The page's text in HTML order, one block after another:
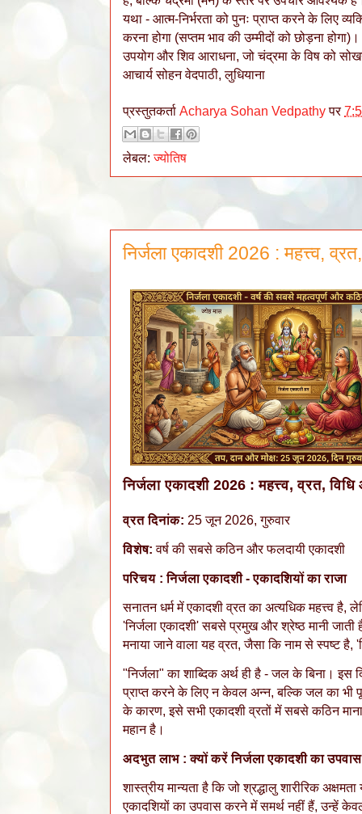
यथा - आत्म-निर्भरता को पुनः प्राप्त करने के लिए
करना होगा (सप्तम भाव की उम्मीदों को छोड़ना
उपयोग और शिव आराधना, जो चंद्रमा के विष को
आचार्य सोहन वेदपाठी, लुधियाना
प्रस्तुतकर्ता Acharya Sohan Vedpathy पर
लेबल:ज्योतिष
निर्जला एकादशी 2026 : महत्त्व,
निर्जला एकादशी 2026 : महत्त्व, व्रत,
व्रत​दिनांक: 25 जून 2026, गुरुवार
विशेष: वर्ष की सबसे कठिन और फलदायी एकादशी
परिचय : निर्जला एकादशी - एकादशियों का राजा
​सनातन धर्म में एकादशी व्रत का अत्यधिक महत्त्व है,
'निर्जला एकादशी' सबसे प्रमुख और श्रेष्ठ मानी
मनाया जाने वाला यह व्रत, जैसा कि नाम से स्पष्ट है,
​"निर्जला" का शाब्दिक अर्थ ही है - जल के बिना। इस
प्राप्त करने के लिए न केवल अन्न, बल्कि जल का भी
के कारण, इसे सभी एकादशी व्रतों में सबसे कठिन
महान है।
अदभुत लाभ : क्यों करें निर्जला एकादशी का
​शास्त्रीय मान्यता है कि जो श्रद्धालु शारीरिक
एकादशियों का उपवास करने में समर्थ नहीं हैं, उन्हें